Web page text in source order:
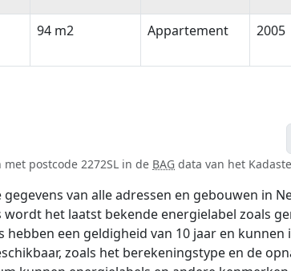
94 m2 Appartement 2005
postcode 2272SL in de BAG data van het
van alle adressen en gebouwen in
het laatst bekende energielabel zoals
een geldigheid van 10 jaar en
zoals het berekeningstype en de